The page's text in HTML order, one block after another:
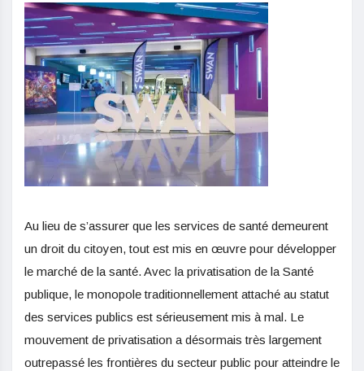
Au lieu de s’assurer que les services de santé demeurent
un droit du citoyen, tout est mis en œuvre pour développer
le marché de la santé. Avec la privatisation de la Santé
publique, le monopole traditionnellement attaché au statut
des services publics est sérieusement mis à mal. Le
mouvement de privatisation a désormais très largement
outrepassé les frontières du secteur public pour atteindre le